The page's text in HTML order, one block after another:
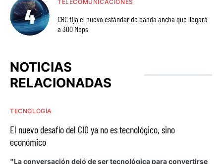
TELECOMUNICACIONES
CRC fija el nuevo estándar de banda ancha que llegará
a 300 Mbps
NOTICIAS
RELACIONADAS
TECNOLOGÍA
El nuevo desafío del CIO ya no es tecnológico, sino
económico
"La conversación dejó de ser tecnológica para convertirse